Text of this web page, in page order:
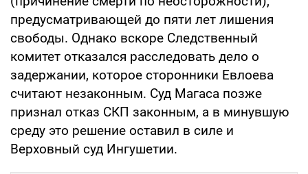
предусматривающей до пяти лет лишения
свободы. Однако вскоре Следственный
комитет отказался расследовать дело о
задержании, которое сторонники Евлоева
считают незаконным. Суд Магаса позже
признал отказ СКП законным, а в минувшую
среду это решение оставил в силе и
Верховный суд Ингушетии.